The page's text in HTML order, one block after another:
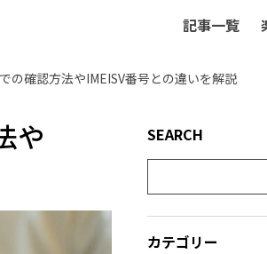
記事一覧
確認方法やIMEISV番号との違いを解説
や
SEARCH
カテゴリー